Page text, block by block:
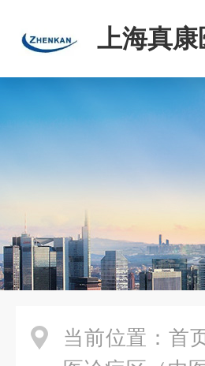
上海真
当前位置： 首